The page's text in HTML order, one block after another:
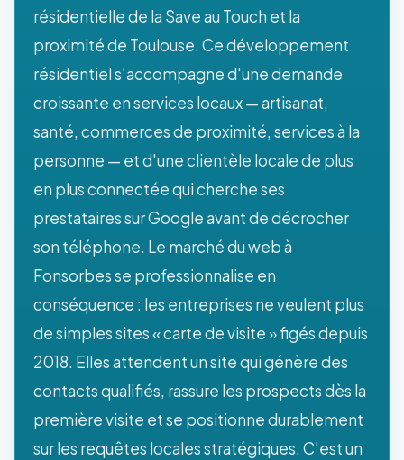
résidentielle de la Save au Touch et la
proximité de Toulouse. Ce développement
résidentiel s'accompagne d'une demande
croissante en services locaux — artisanat,
santé, commerces de proximité, services à la
personne — et d'une clientèle locale de plus
en plus connectée qui cherche ses
prestataires sur Google avant de décrocher
son téléphone. Le marché du web à
Fonsorbes se professionnalise en
conséquence : les entreprises ne veulent plus
de simples sites « carte de visite » figés depuis
2018. Elles attendent un site qui génère des
contacts qualifiés, rassure les prospects dès la
première visite et se positionne durablement
sur les requêtes locales stratégiques. C'est un